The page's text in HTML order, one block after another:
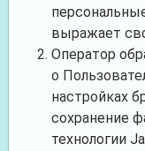
выражает
Оператор
о
настройках
сохранение
технологии